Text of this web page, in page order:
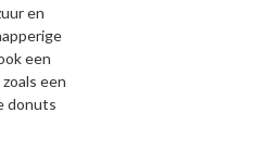
en
een
een
donuts